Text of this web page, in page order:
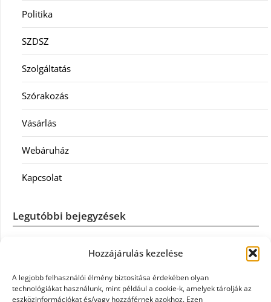
Hozzájárulás kezelése
A legjobb felhasználói élmény biztosítása érdekében olyan
technológiákat használunk, mint például a cookie-k, amelyek tárolják az
eszközinformációkat és/vagy hozzáférnek azokhoz. Ezen
Politika
SZDSZ
Szolgáltatás
Szórakozás
Vásárlás
Webáruház
Kapcsolat
Legutóbbi bejegyzések
Casco szélvédőcsere: mikor éri meg a biztosítást igénybe
Könyvelés: mikor érdemes könyvelőt váltani?